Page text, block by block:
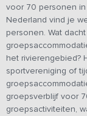
voor 70 personen
Nederland vind je
personen. Wat
het rivierengebied?
sportvereniging of
groepsverblijf voor
groepsactiviteiten,